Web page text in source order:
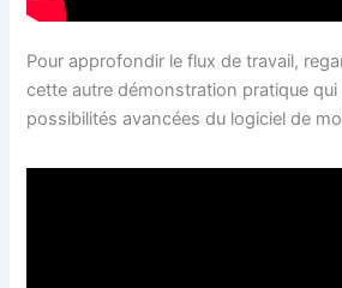
Pour approfondir le flux de travail,
cette autre démonstration pratique qui
possibilités avancées du logiciel de